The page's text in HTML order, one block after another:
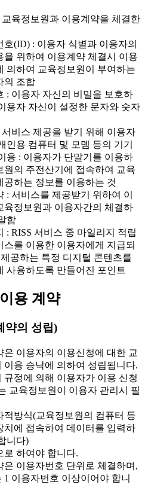
육정보원과 이용계약을 체결한
(ID) : 이용자 식별과 이용자의
을 위하여 이용계약 체결시 이용
의하여 교육정보원이 부여하는
의 조합
: 이용자 자신의 비밀을 보호하
용자 자신이 설정한 문자와 숫자
비스 제공을 받기 위해 이용자
인용 컴퓨터 및 모뎀 등의 기기
용 : 이용자가 단말기를 이용하
원의 주전산기에 접속하여 교육
공하는 정보를 이용하는 것
서비스를 제공받기 위하여 이
육정보원과 이용자간의 체결하
함
RISS 서비스 중 마일리지 적립
스를 이용한 이용자에게 지급되
제공하는 특정 디지털 콘텐츠를
사용하도록 만들어진 포인트
용 계약
약의 성립)
이용자의 이용신청에 대한 교
이용 승낙에 의하여 성립됩니다.
정에 의해 이용자가 이용 신청
교육정보원이 이용자 관리시 필
적방식(교육정보원의 컴퓨터 등
치에 접속하여 데이터를 입력하
니다)
로 하여야 합니다.
이용자번호 단위로 체결하며,
1 이용자번호 이상이어야 합니